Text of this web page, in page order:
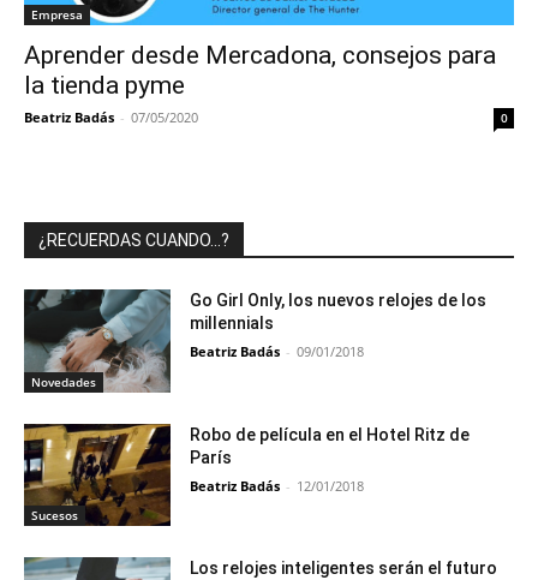
Empresa
Aprender desde Mercadona, consejos para
la tienda pyme
Beatriz Badás - 07/05/2020 0
¿RECUERDAS CUANDO…?
Novedades
Go Girl Only, los nuevos relojes de los
millennials
Beatriz Badás - 09/01/2018
Sucesos
Robo de película en el Hotel Ritz de
París
Beatriz Badás - 12/01/2018
Los relojes inteligentes serán el futuro